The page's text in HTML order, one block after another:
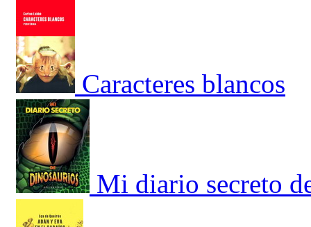
Caracteres blancos
Mi diario secreto